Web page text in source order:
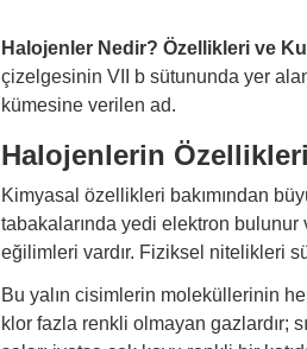
Halojenler Nedir? Özellikleri ve
çizelgesinin VII b sütununda yer
kümesine verilen ad.
Halojenlerin Özellikleri
Kimyasal özellikleri bakımından
tabakalarında yedi elektron
eğilimleri vardır. Fiziksel nitelikleri
Bu yalın cisimlerin moleküllerinin
klor fazla renkli olmayan gazlardır;